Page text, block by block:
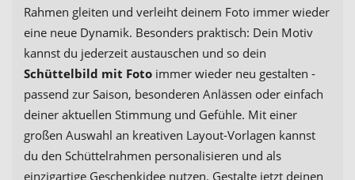
Rahmen gleiten und verleiht deinem Foto immer wieder
eine neue Dynamik. Besonders praktisch: Dein Motiv
kannst du jederzeit austauschen und so dein
Schüttelbild mit Foto immer wieder neu gestalten -
passend zur Saison, besonderen Anlässen oder einfach
deiner aktuellen Stimmung und Gefühle. Mit einer
großen Auswahl an kreativen Layout-Vorlagen kannst
du den Schüttelrahmen personalisieren und als
einzigartige Geschenkidee nutzen. Gestalte jetzt deinen